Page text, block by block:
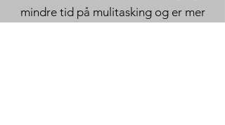
mindre tid på mulitasking og er mer